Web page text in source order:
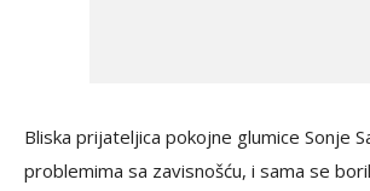
Bliska prijateljica pokojne glumice Sonje
problemima sa zavisnošću, i sama se